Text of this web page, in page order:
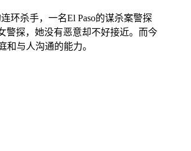
环杀手，一名El Paso的谋杀案警探
警探，她没有恶意却不好接近。而今
和与人沟通的能力。